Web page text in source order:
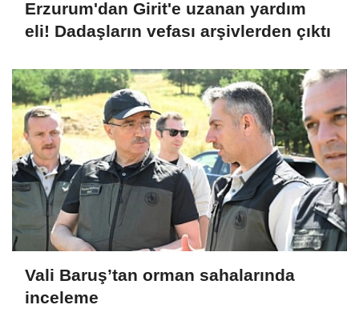
Erzurum'dan Girit'e uzanan yardım
eli! Dadaşların vefası arşivlerden çıktı
Vali Baruş’tan orman sahalarında
inceleme